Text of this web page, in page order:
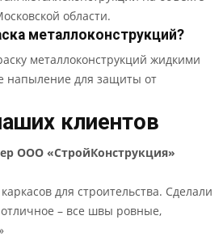
области.
металлоконструкций?
металлоконструкций жидкими
напыление для защиты от
клиентов
ООО «СтройКонструкция»
для строительства. Сделали
– все швы ровные,